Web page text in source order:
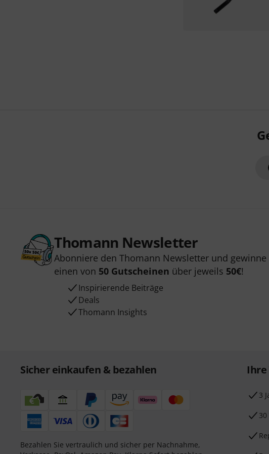
Thomann Newsletter
Abonniere den Thomann Newsletter und
einen von 50 Gutscheinen über jeweils 50€!
Inspirierende Beiträge
Deals
Thomann Insights
Sicher einkaufen & bezahlen
Bezahlen Sie vertraulich und sicher per Nachnahme,
3